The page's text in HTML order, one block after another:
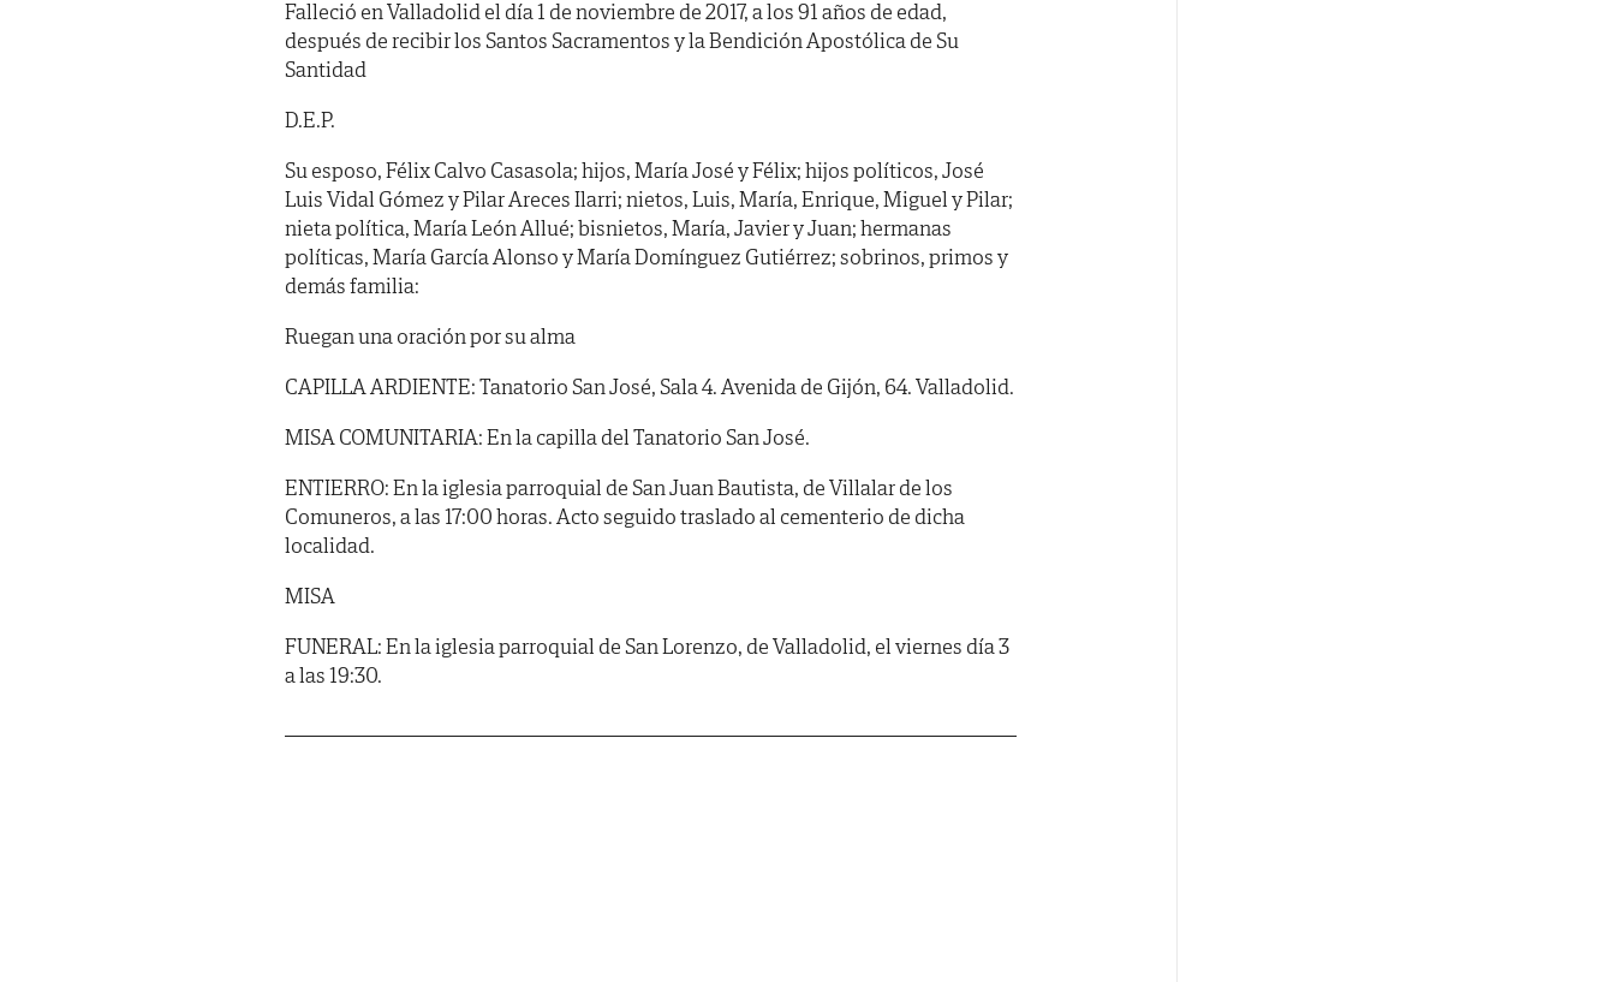
Falleció en Valladolid el día 1 de noviembre de 2017, a los 91 años de edad,
después de recibir los Santos Sacramentos y la Bendición Apostólica de Su
Santidad
D.E.P.
Su esposo, Félix Calvo Casasola; hijos, María José y Félix; hijos políticos, José
Luis Vidal Gómez y Pilar Areces Ilarri; nietos, Luis, María, Enrique, Miguel y Pilar;
nieta política, María León Allué; bisnietos, María, Javier y Juan; hermanas
políticas, María García Alonso y María Domínguez Gutiérrez; sobrinos, primos y
demás familia:
Ruegan una oración por su alma
CAPILLA ARDIENTE: Tanatorio San José, Sala 4. Avenida de Gijón, 64. Valladolid.
MISA COMUNITARIA: En la capilla del Tanatorio San José.
ENTIERRO: En la iglesia parroquial de San Juan Bautista, de Villalar de los
Comuneros, a las 17:00 horas. Acto seguido traslado al cementerio de dicha
localidad.
MISA
FUNERAL: En la iglesia parroquial de San Lorenzo, de Valladolid, el viernes día 3
a las 19:30.